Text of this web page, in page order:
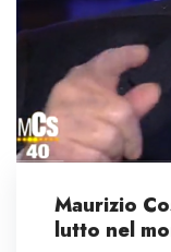
Maurizio
lutto nel